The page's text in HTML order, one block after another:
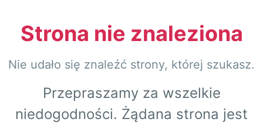
Strona nie znaleziona
Nie udało się znaleźć strony, której szukasz.
Przepraszamy za wszelkie
niedogodności. Żądana strona jest